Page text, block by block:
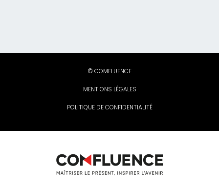
© COMFLUENCE
MENTIONS LÉGALES
POLITIQUE DE CONFIDENTIALITÉ